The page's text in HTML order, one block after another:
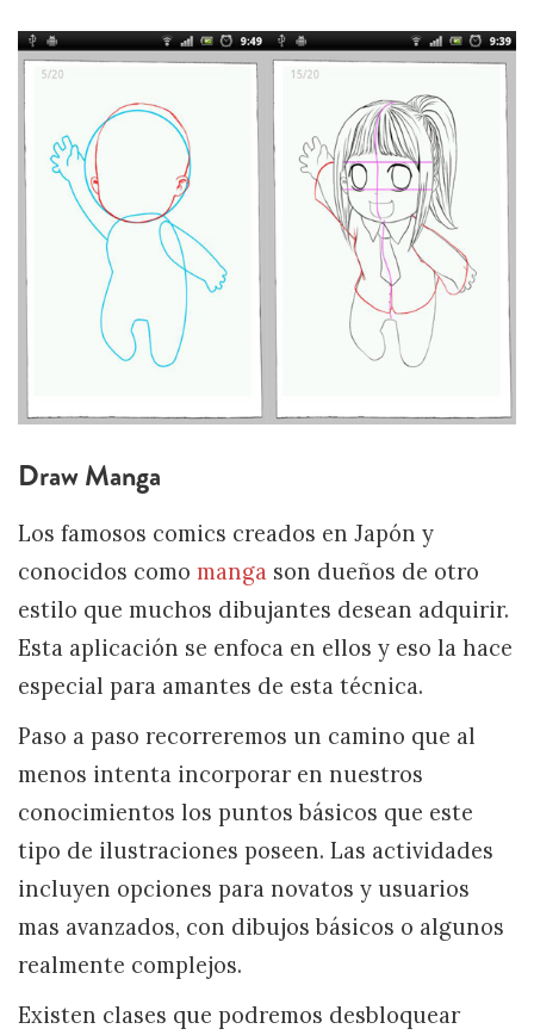
Draw Manga
Los famosos comics creados en Japón y
conocidos como manga son dueños de otro
estilo que muchos dibujantes desean adquirir.
Esta aplicación se enfoca en ellos y eso la hace
especial para amantes de esta técnica.
Paso a paso recorreremos un camino que al
menos intenta incorporar en nuestros
conocimientos los puntos básicos que este
tipo de ilustraciones poseen. Las actividades
incluyen opciones para novatos y usuarios
mas avanzados, con dibujos básicos o algunos
realmente complejos.
Existen clases que podremos desbloquear